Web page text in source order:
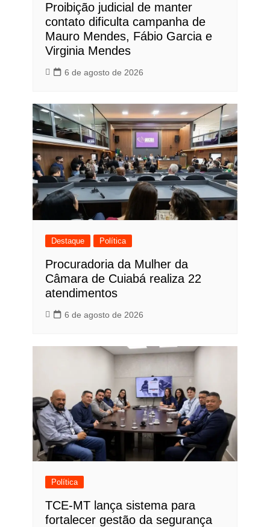
Proibição judicial de manter
contato dificulta campanha de
Mauro Mendes, Fábio Garcia e
Virginia Mendes
6 de agosto de 2026
Destaque Política
Procuradoria da Mulher da
Câmara de Cuiabá realiza 22
atendimentos
6 de agosto de 2026
Política
TCE-MT lança sistema para
fortalecer gestão da segurança